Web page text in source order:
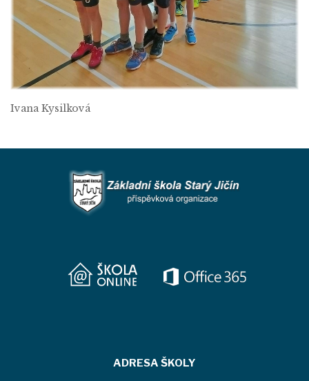
Ivana Kysilková
ADRESA ŠKOLY